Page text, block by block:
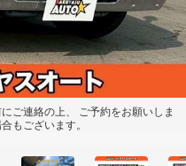
ご連絡の上、 ご予約をお願いしま
もございます。